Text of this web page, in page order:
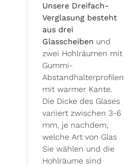
Unsere Dreifach-
Verglasung besteht
aus drei
Glasscheiben und
zwei Hohlräumen mit
Gummi-
Abstandhalterprofilen
mit warmer Kante.
Die Dicke des Glases
variiert zwischen 3-6
mm, je nachdem,
welche Art von Glas
Sie wählen und die
Hohlräume sind